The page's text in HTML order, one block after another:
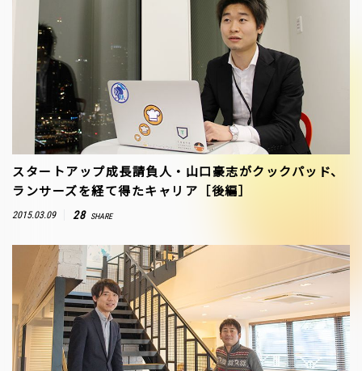
スタートアップ成長請負人・山口豪志がクックパッド、
ランサーズを経て得たキャリア［後編］
2015.03.09 28 SHARE